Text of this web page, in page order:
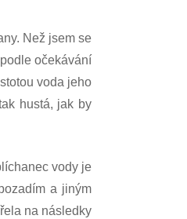
Než jsem se
očekávání
voda jeho
hustá, jak by
vody je
a jiným
na následky